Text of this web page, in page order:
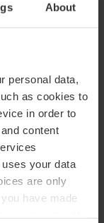
About
personal data,
as cookies to
in order to
content
your data
are only
have made
van hoge
u op zoek naar
Neem dan
e-mail of
het duurt